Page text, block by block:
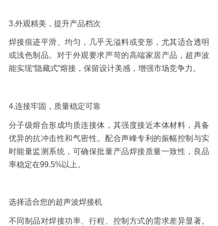
3.外观精美，提升产品档次
焊接痕迹平滑、均匀，几乎无溢料或变形，尤其适合透明
或浅色制品。对于外观要求严苛的高端家居产品，超声波
能实现“隐藏式”熔接，保留设计美感，增强市场竞争力。
4.连接牢固，质量稳定可靠
分子级熔合形成均质连接体，其强度接近本体材料，具备
优异的抗冲击性和气密性。配合声峰专利的振幅控制与实
时能量监测系统，可确保批量产品焊接质量一致性，良品
率稳定在99.5%以上。
选择适合您的超声波焊接机
不同制品对焊接功率、行程、控制方式的需求差异显著。